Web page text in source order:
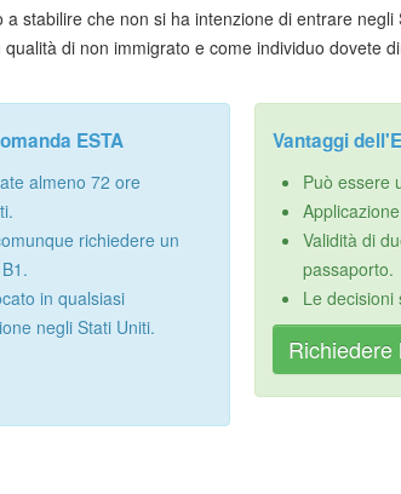
stabilire che non si ha intenzione di entrare
di non immigrato e come individuo dovete
ESTA
almeno 72 ore
richiedere un
in qualsiasi
negli Stati Uniti.
Vantaggi
Può essere
Validità di
passaporto.
Le decisioni
Richiedere